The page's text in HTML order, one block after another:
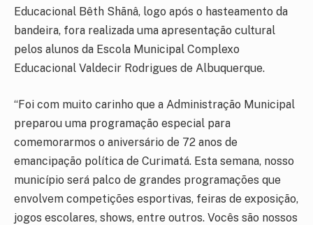
Educacional Bêth Shãnâ, logo após o hasteamento da
bandeira, fora realizada uma apresentação cultural
pelos alunos da Escola Municipal Complexo
Educacional Valdecir Rodrigues de Albuquerque.
“Foi com muito carinho que a Administração Municipal
preparou uma programação especial para
comemorarmos o aniversário de 72 anos de
emancipação política de Curimatá. Esta semana, nosso
município será palco de grandes programações que
envolvem competições esportivas, feiras de exposição,
jogos escolares, shows, entre outros. Vocês são nossos